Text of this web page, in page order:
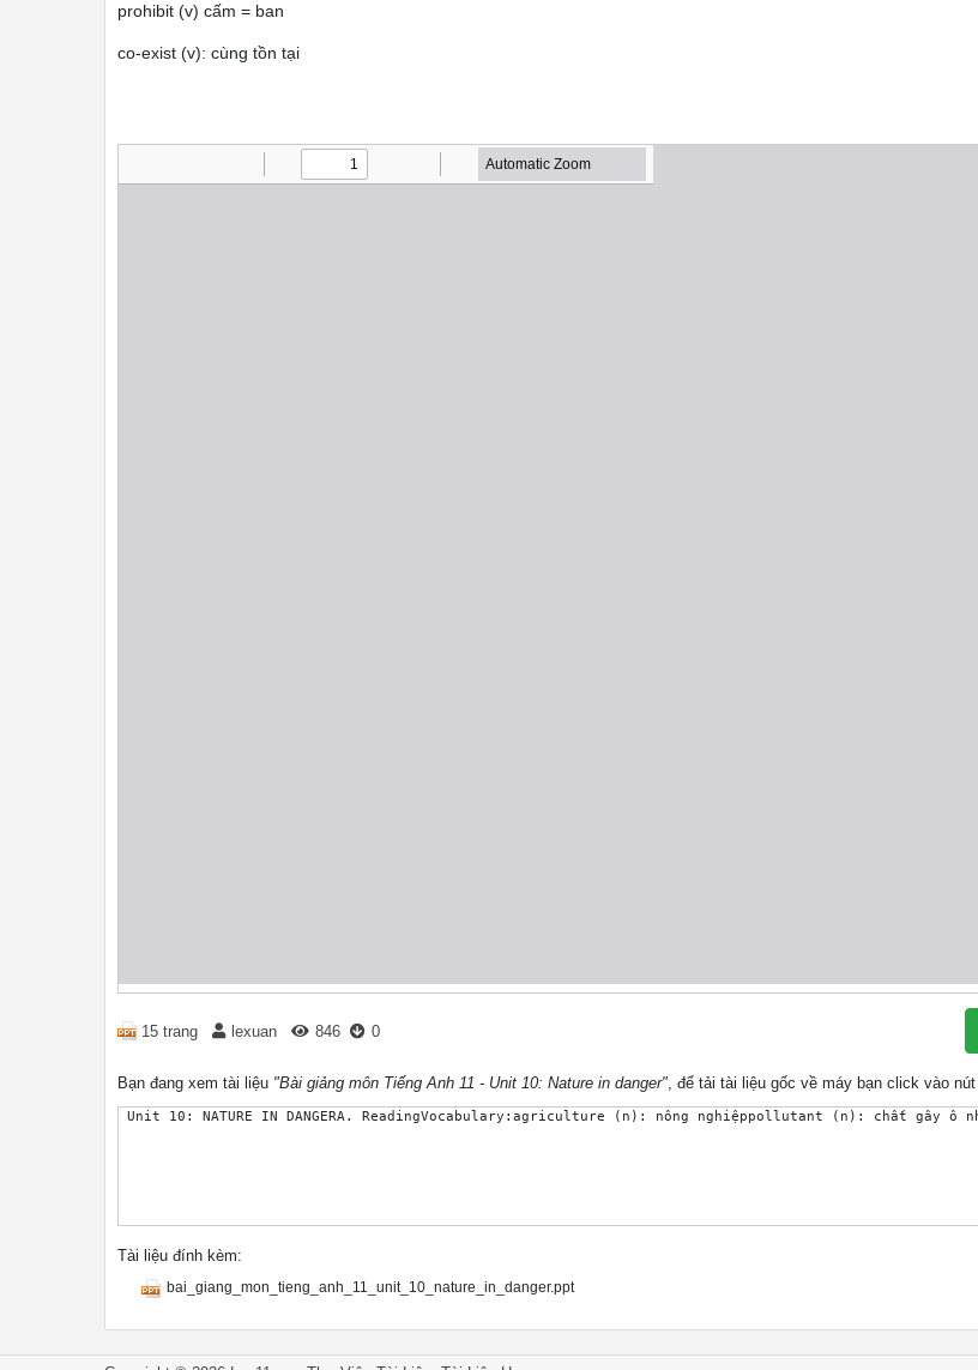
prohibit (v) cấm = ban
co-exist (v): cùng tồn tại
15 trang lexuan 846 0
Bạn đang xem tài liệu "Bài giảng môn Tiếng Anh 11 - Unit 10: Nature in danger", để tải tài liệu gốc về máy bạn click vào nút
Tài liệu đính kèm:
bai_giang_mon_tieng_anh_11_unit_10_nature_in_danger.ppt